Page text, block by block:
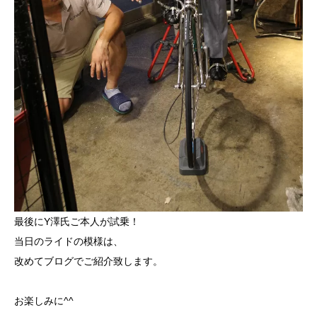
最後にY澤氏ご本人が試乗！
当日のライドの模様は、
改めてブログでご紹介致します。
お楽しみに^^